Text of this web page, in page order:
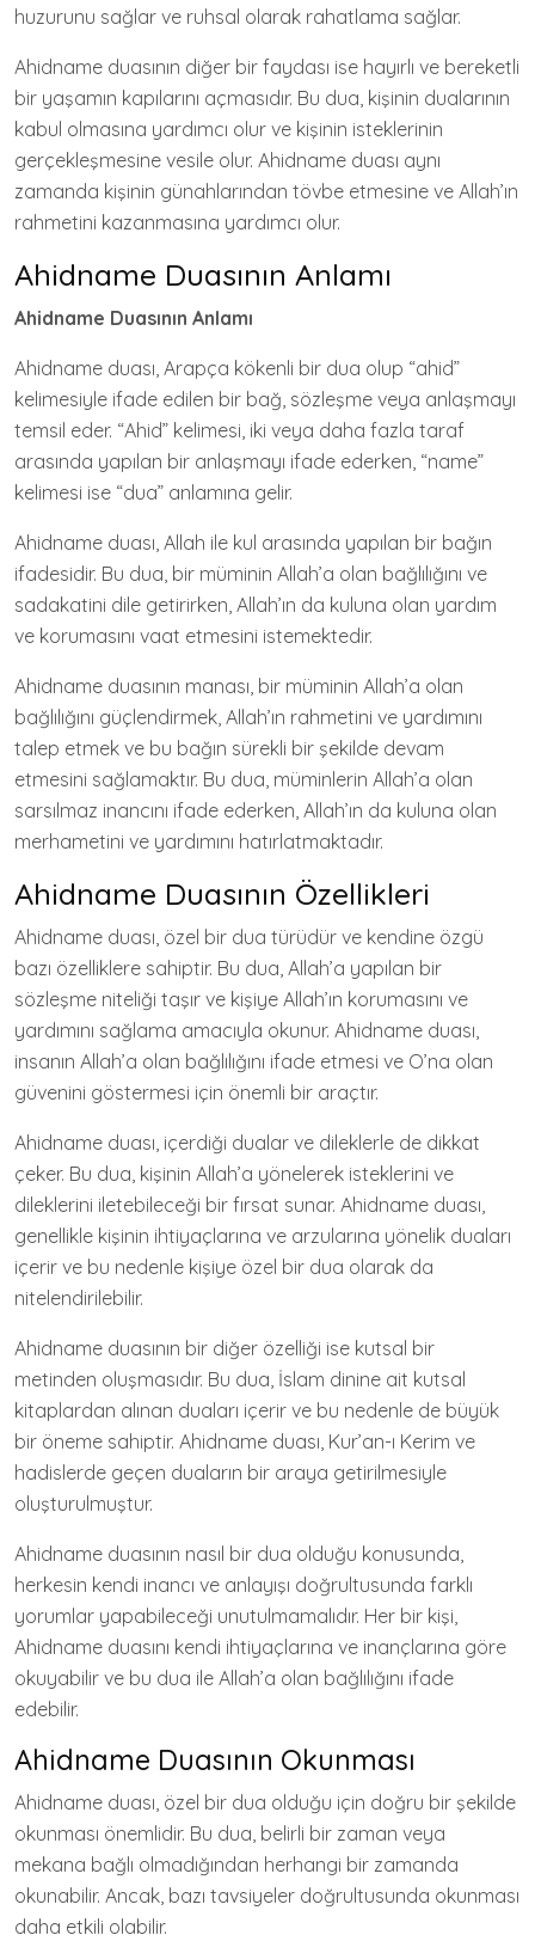
huzurunu sağlar ve ruhsal olarak rahatlama sağlar.
Ahidname duasının diğer bir faydası ise hayırlı ve bereketli
bir yaşamın kapılarını açmasıdır. Bu dua, kişinin dualarının
kabul olmasına yardımcı olur ve kişinin isteklerinin
gerçekleşmesine vesile olur. Ahidname duası aynı
zamanda kişinin günahlarından tövbe etmesine ve Allah’ın
rahmetini kazanmasına yardımcı olur.
Ahidname Duasının Anlamı
Ahidname Duasının Anlamı
Ahidname duası, Arapça kökenli bir dua olup “ahid”
kelimesiyle ifade edilen bir bağ, sözleşme veya anlaşmayı
temsil eder. “Ahid” kelimesi, iki veya daha fazla taraf
arasında yapılan bir anlaşmayı ifade ederken, “name”
kelimesi ise “dua” anlamına gelir.
Ahidname duası, Allah ile kul arasında yapılan bir bağın
ifadesidir. Bu dua, bir müminin Allah’a olan bağlılığını ve
sadakatini dile getirirken, Allah’ın da kuluna olan yardım
ve korumasını vaat etmesini istemektedir.
Ahidname duasının manası, bir müminin Allah’a olan
bağlılığını güçlendirmek, Allah’ın rahmetini ve yardımını
talep etmek ve bu bağın sürekli bir şekilde devam
etmesini sağlamaktır. Bu dua, müminlerin Allah’a olan
sarsılmaz inancını ifade ederken, Allah’ın da kuluna olan
merhametini ve yardımını hatırlatmaktadır.
Ahidname Duasının Özellikleri
Ahidname duası, özel bir dua türüdür ve kendine özgü
bazı özelliklere sahiptir. Bu dua, Allah’a yapılan bir
sözleşme niteliği taşır ve kişiye Allah’ın korumasını ve
yardımını sağlama amacıyla okunur. Ahidname duası,
insanın Allah’a olan bağlılığını ifade etmesi ve O’na olan
güvenini göstermesi için önemli bir araçtır.
Ahidname duası, içerdiği dualar ve dileklerle de dikkat
çeker. Bu dua, kişinin Allah’a yönelerek isteklerini ve
dileklerini iletebileceği bir fırsat sunar. Ahidname duası,
genellikle kişinin ihtiyaçlarına ve arzularına yönelik duaları
içerir ve bu nedenle kişiye özel bir dua olarak da
nitelendirilebilir.
Ahidname duasının bir diğer özelliği ise kutsal bir
metinden oluşmasıdır. Bu dua, İslam dinine ait kutsal
kitaplardan alınan duaları içerir ve bu nedenle de büyük
bir öneme sahiptir. Ahidname duası, Kur’an-ı Kerim ve
hadislerde geçen duaların bir araya getirilmesiyle
oluşturulmuştur.
Ahidname duasının nasıl bir dua olduğu konusunda,
herkesin kendi inancı ve anlayışı doğrultusunda farklı
yorumlar yapabileceği unutulmamalıdır. Her bir kişi,
Ahidname duasını kendi ihtiyaçlarına ve inançlarına göre
okuyabilir ve bu dua ile Allah’a olan bağlılığını ifade
edebilir.
Ahidname Duasının Okunması
Ahidname duası, özel bir dua olduğu için doğru bir şekilde
okunması önemlidir. Bu dua, belirli bir zaman veya
mekana bağlı olmadığından herhangi bir zamanda
okunabilir. Ancak, bazı tavsiyeler doğrultusunda okunması
daha etkili olabilir.